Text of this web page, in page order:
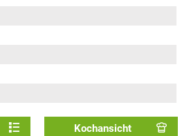
Kochansicht